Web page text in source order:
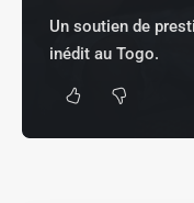
Un soutien de
inédit au Togo.